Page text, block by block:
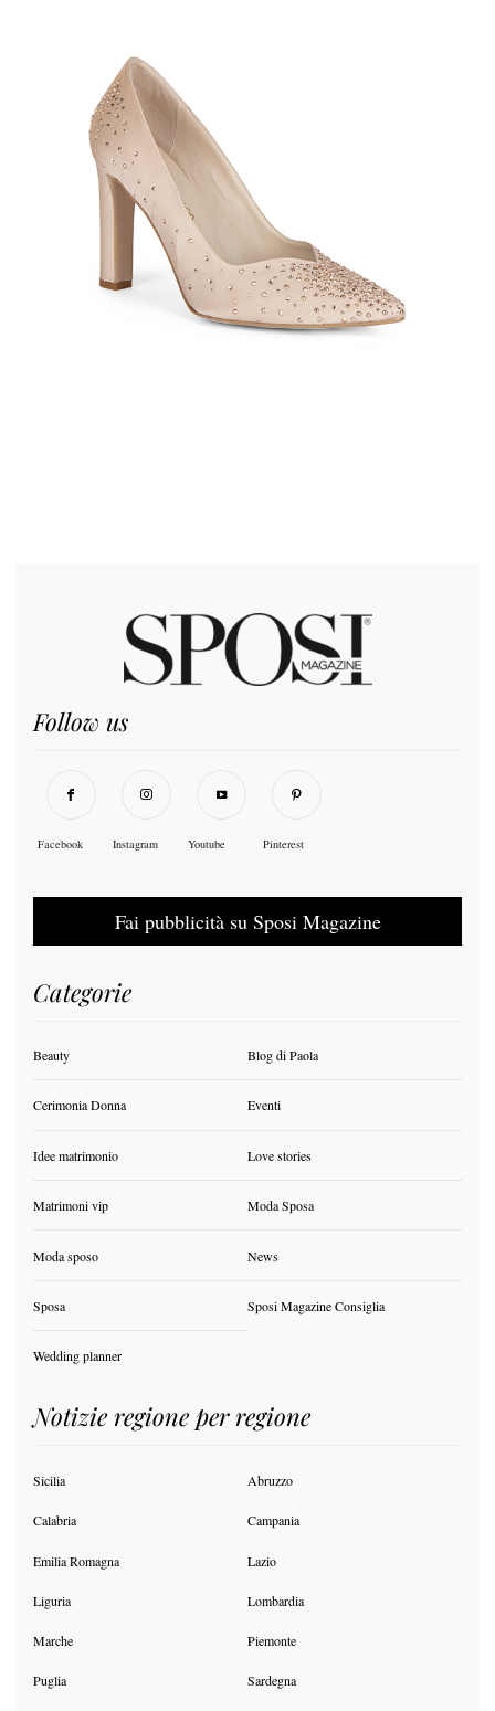
Follow us
Facebook Instagram Youtube Pinterest
Fai pubblicità su Sposi Magazine
Categorie
Beauty Blog di Paola
Cerimonia Donna Eventi
Idee matrimonio Love stories
Matrimoni vip Moda Sposa
Moda sposo News
Sposa Sposi Magazine Consiglia
Wedding planner
Notizie regione per regione
Sicilia Abruzzo
Calabria Campania
Emilia Romagna Lazio
Liguria Lombardia
Marche Piemonte
Puglia Sardegna